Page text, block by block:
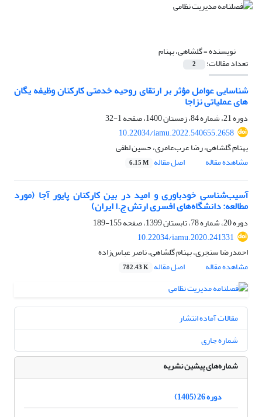
نویسنده =گلشاهی، بهنام
تعداد مقالات: 2
شناسایی عوامل مؤثر بر ارتقای روحیه خدمتی کارکنان وظیفه یگان
های عملیاتی نزاجا
دوره 21، شماره 84، زمستان 1400، صفحه
1-32
10.22034/iamu.2022.540655.2658
بهنام گلشاهی، رضا عرب‌عامری، حسین لطفی
مشاهده مقاله
اصل مقاله 6.15 M
آسیب‌شناسی خودباوری و امید در بین کارکنان پایور آجا (مورد
مطالعه: دانشگاه‌های افسری ارتش ج.ا ایران)
دوره 20، شماره 78، تابستان 1399، صفحه
155-189
10.22034/iamu.2020.241331
احمدرضا سنجری، بهنام گلشاهی، ناصر عباس‌زاده
مشاهده مقاله
اصل مقاله 782.43 K
مقالات آماده انتشار
شماره جاری
شماره‌های پیشین نشریه
دوره 26 (1405)